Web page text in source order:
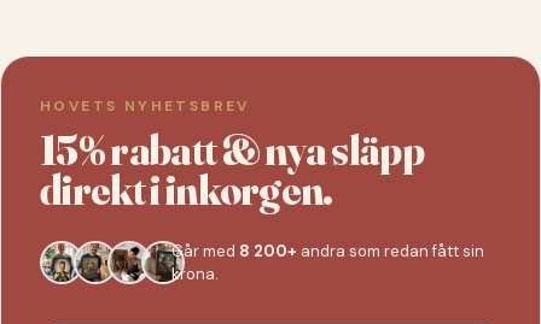
HOVETS NYHETSBREV
15% rabatt & nya släpp
direkt i inkorgen.
Går med 8 200+ andra som redan fått sin
krona.